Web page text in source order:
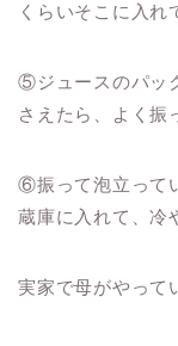
くらいそこに入れ
⑤ジュースのパッ
さえたら、よく振
⑥振って泡立って
蔵庫に入れて、冷
実家で母がやって